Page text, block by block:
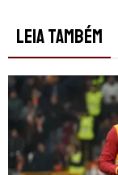
LEIA TAMBÉM